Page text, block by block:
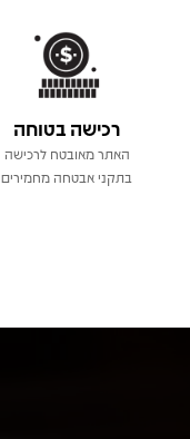
רכישה בטוחה
האתר מאובטח לרכישה
בתקני אבטחה מחמירים